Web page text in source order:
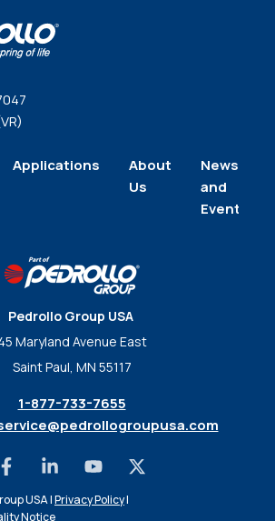
Applications
About
Us
News
and
Events
Pedrollo Group USA
Maryland Avenue East
Saint Paul, MN 55117
1-877-733-7655
USA |Privacy Policy|
Notice